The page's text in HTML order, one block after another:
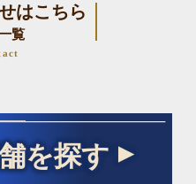
はこちら
覧
を探す